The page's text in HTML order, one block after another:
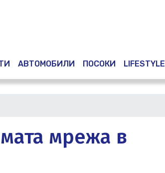
АВТОМОБИЛИ ПОСОКИ LIFESTYLE
мрежа в